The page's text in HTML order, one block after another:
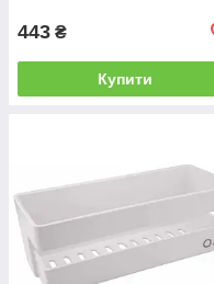
443 ₴
Купити